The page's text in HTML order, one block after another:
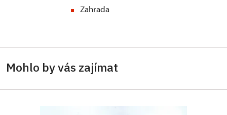
Zahrada
Mohlo by vás zajímat